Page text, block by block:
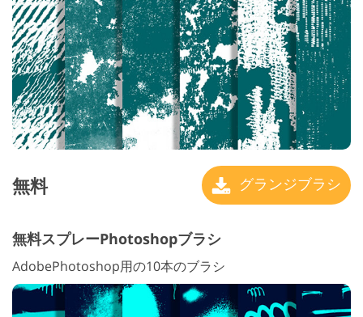
無料 グランジブラシ
無料スプレーPhotoshopブラシ
AdobePhotoshop用の10本のブラシ